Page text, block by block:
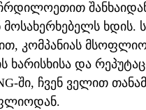
მოსახერხებელს
კომპანიას
ხარისხისა და
ში, ჩვენ ველით